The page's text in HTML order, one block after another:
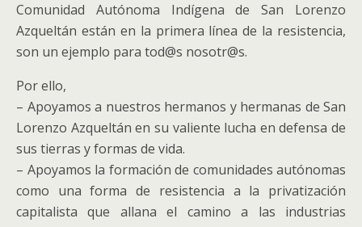
Comunidad Autónoma Indígena de San Lorenzo
Azqueltán están en la primera línea de la resistencia,
son un ejemplo para tod@s nosotr@s.
Por ello,
– Apoyamos a nuestros hermanos y hermanas de San
Lorenzo Azqueltán en su valiente lucha en defensa de
sus tierras y formas de vida.
– Apoyamos la formación de comunidades autónomas
como una forma de resistencia a la privatización
capitalista que allana el camino a las industrias